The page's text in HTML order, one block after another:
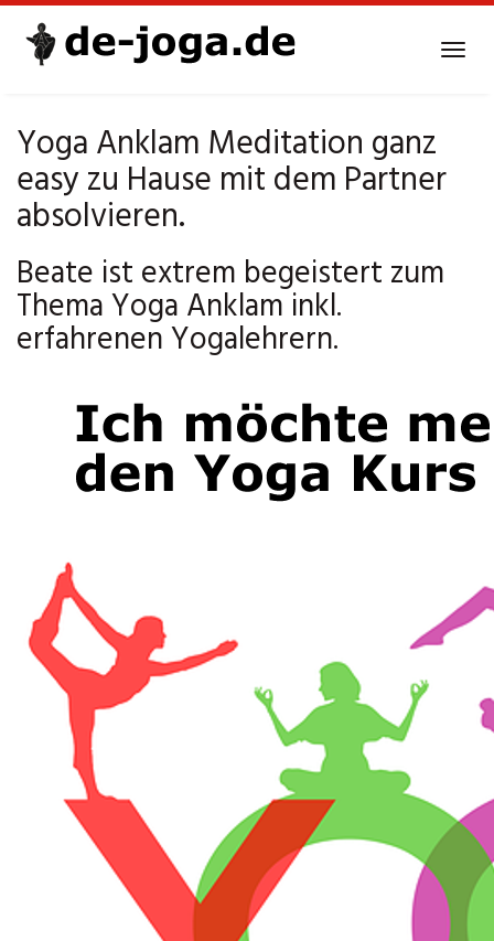
Yoga Anklam Meditation ganz
easy zu Hause mit dem Partner
absolvieren.
Beate ist extrem begeistert zum
Thema Yoga Anklam inkl.
erfahrenen Yogalehrern.